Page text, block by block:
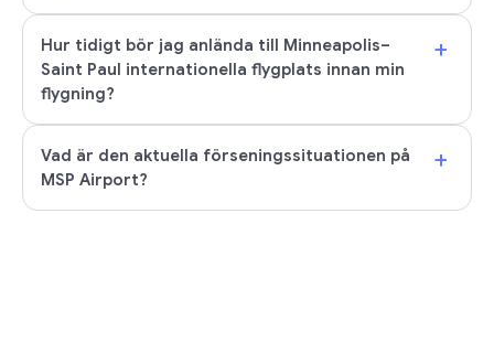
Hur tidigt bör jag anlända till Minneapolis–
Saint Paul internationella flygplats innan min
flygning?
+
Vad är den aktuella förseningssituationen på
MSP Airport?
+